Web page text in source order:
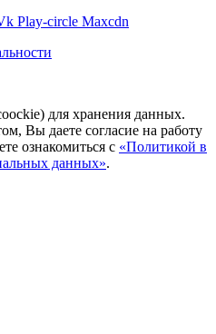
Play-circle Maxcdn
для хранения данных.
Вы даете согласие на работу
ознакомиться с «Политикой в
данных».